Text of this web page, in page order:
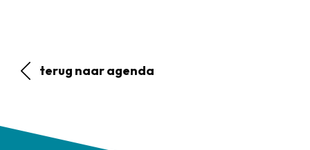
terug naar agenda